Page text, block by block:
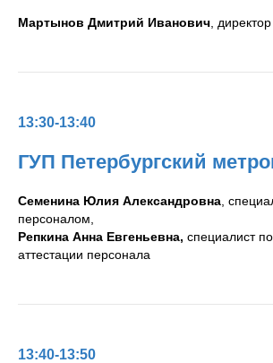
Мартынов Дмитрий Иванович ,
13:30-13:40
ГУП Петербургский
Семенина Юлия Александровна ,
персоналом,
Репкина Анна Евгеньевна, специалист
аттестации персонала
13:40-13:50